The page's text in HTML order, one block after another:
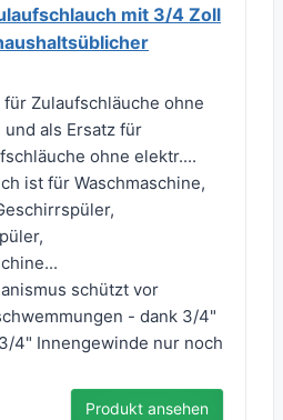
mit 3/4 Zoll
Zulaufschläuche ohne
als Ersatz für
ohne elektr....
ist für Waschmaschine,
schützt vor
- dank 3/4"
4" Innengewinde nur noch
Produkt ansehen